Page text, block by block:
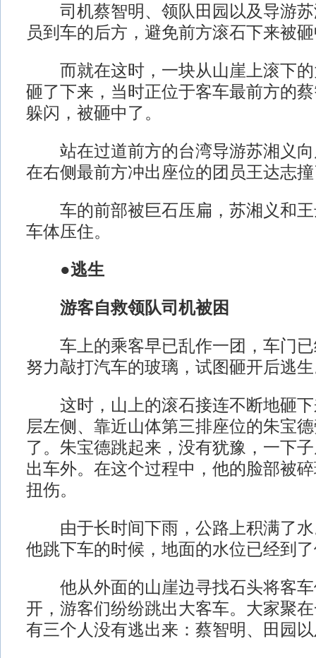
司机蔡智明、领队田园以及导游苏
员到车的后方，避免前方滚石下来被
而就在这时，一块从山崖上滚下的
砸了下来，当时正位于客车最前方的
躲闪，被砸中了。
站在过道前方的台湾导游苏湘义向
在右侧最前方冲出座位的团员王达志
车的前部被巨石压扁，苏湘义和王
车体压住。
●逃生
游客自救领队司机被困
车上的乘客早已乱作一团，车门已
努力敲打汽车的玻璃，试图砸开后逃
这时，山上的滚石接连不断地砸下
层左侧、靠近山体第三排座位的朱宝
了。朱宝德跳起来，没有犹豫，一下
出车外。在这个过程中，他的脸部被
扭伤。
由于长时间下雨，公路上积满了水
他跳下车的时候，地面的水位已经到
他从外面的山崖边寻找石头将客车
开，游客们纷纷跳出大客车。大家聚
有三个人没有逃出来：蔡智明、田园